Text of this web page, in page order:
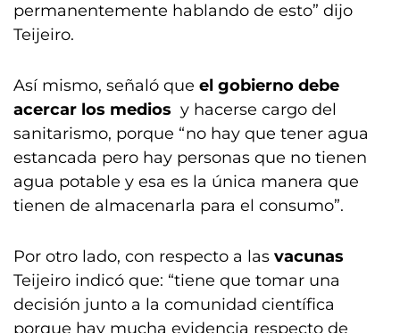
permanentemente hablando de esto” dijo
Teijeiro.
Así mismo, señaló que el gobierno debe
acercar los medios y hacerse cargo del
sanitarismo, porque “no hay que tener agua
estancada pero hay personas que no tienen
agua potable y esa es la única manera que
tienen de almacenarla para el consumo”.
Por otro lado, con respecto a las vacunas
Teijeiro indicó que: “tiene que tomar una
decisión junto a la comunidad científica
porque hay mucha evidencia respecto de